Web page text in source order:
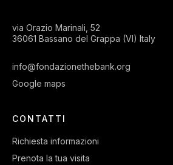
via Orazio Marinali, 52
36061 Bassano del Grappa (VI) Italy
info@fondazionethebank.org
Google maps
CONTATTI
Richiesta informazioni
Prenota la tua visita